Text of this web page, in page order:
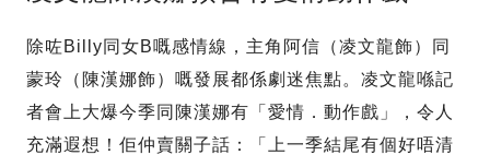
除咗Billy同女B嘅感情線，主角阿信（凌文龍飾）同
蒙玲（陳漢娜飾）嘅發展都係劇迷焦點。凌文龍喺記
者會上大爆今季同陳漢娜有「愛情．動作戲」，令人
充滿遐想！佢仲賣關子話：「上一季結尾有個好唔清